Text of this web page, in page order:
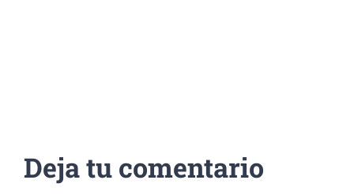
Deja tu comentario